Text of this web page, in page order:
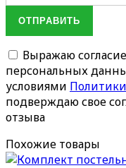
ОТПРАВИТЬ
Выражаю
персональных
условиями
подверждаю свое
отзыва
Похожие товары